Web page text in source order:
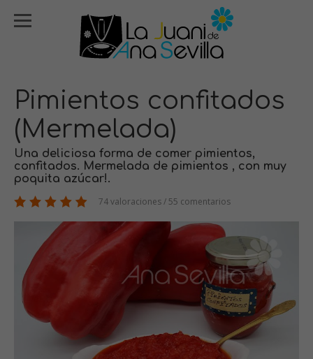
Pimientos confitados
(Mermelada)
Una deliciosa forma de comer pimientos,
confitados. Mermelada de pimientos , con muy
poquita azúcar!.
74 valoraciones / 55 comentarios